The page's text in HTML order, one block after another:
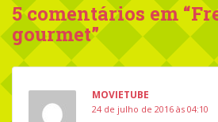
5 comentários em “
gourmet”
MOVIETUBE
24 de julho de 2016 às 04:10